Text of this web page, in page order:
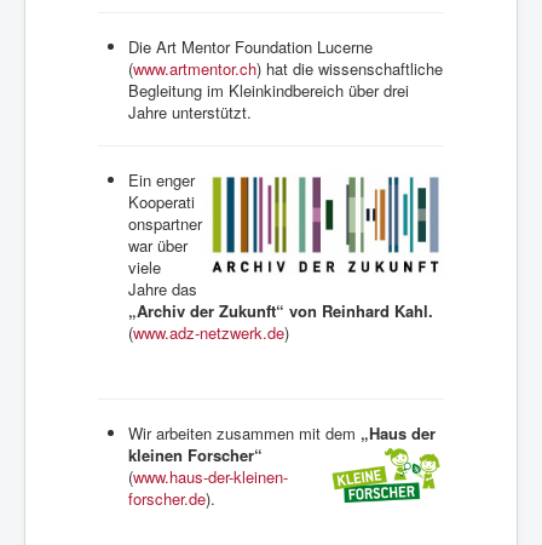
Die Art Mentor Foundation Lucerne
(www.artmentor.ch) hat die wissenschaftliche
Begleitung im Kleinkindbereich über drei
Jahre unterstützt.
Ein enger
Kooperati
onspartner
war über
viele
Jahre das
„Archiv der Zukunft“ von Reinhard Kahl.
(www.adz-netzwerk.de)
Wir arbeiten zusammen mit dem „Haus der
kleinen Forscher“
(www.haus-der-kleinen-
forscher.de).